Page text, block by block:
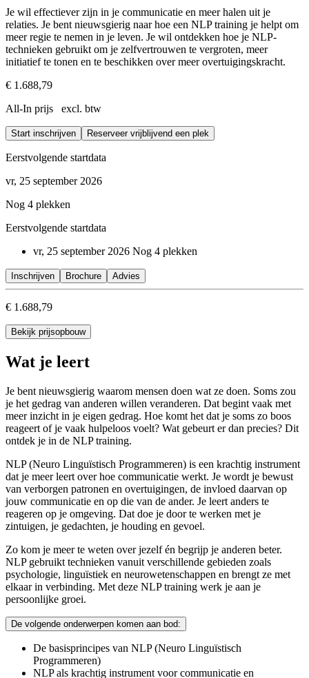
Je wil effectiever zijn in je communicatie en meer halen uit je
relaties. Je bent nieuwsgierig naar hoe een NLP training je helpt om
meer regie te nemen in je leven. Je wil ontdekken hoe je NLP-
technieken gebruikt om je zelfvertrouwen te vergroten, meer
initiatief te tonen en te beschikken over meer overtuigingskracht.
€ 1.688,79
All-In prijs excl. btw
Start inschrijven Reserveer vrijblijvend een plek
Eerstvolgende startdata
vr, 25 september 2026
Nog 4 plekken
Eerstvolgende startdata
vr, 25 september 2026 Nog 4 plekken
Inschrijven Brochure Advies
€ 1.688,79
Bekijk prijsopbouw
Wat je leert
Je bent nieuwsgierig waarom mensen doen wat ze doen. Soms zou
je het gedrag van anderen willen veranderen. Dat begint vaak met
meer inzicht in je eigen gedrag. Hoe komt het dat je soms zo boos
reageert of je vaak hulpeloos voelt? Wat gebeurt er dan precies? Dit
ontdek je in de NLP training.
NLP (Neuro Linguïstisch Programmeren) is een krachtig instrument
dat je meer leert over hoe communicatie werkt. Je wordt je bewust
van verborgen patronen en overtuigingen, de invloed daarvan op
jouw communicatie en op die van de ander. Je leert anders te
reageren op je omgeving. Dat doe je door te werken met je
zintuigen, je gedachten, je houding en gevoel.
Zo kom je meer te weten over jezelf én begrijp je anderen beter.
NLP gebruikt technieken vanuit verschillende gebieden zoals
psychologie, linguïstiek en neurowetenschappen en brengt ze met
elkaar in verbinding. Met deze NLP training werk je aan je
persoonlijke groei.
De volgende onderwerpen komen aan bod:
De basisprincipes van NLP (Neuro Linguïstisch
Programmeren)
NLP als krachtig instrument voor communicatie en